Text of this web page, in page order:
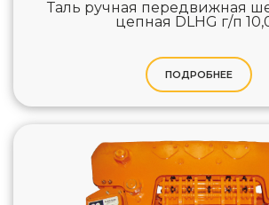
Таль ручная передвижная
цепная DLHG г/п
ПОДРОБНЕЕ